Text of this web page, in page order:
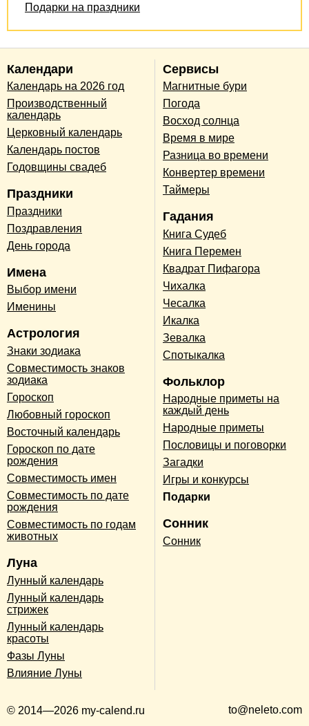
Подарки на праздники
Календари
Календарь на 2026 год
Производственный
календарь
Церковный календарь
Календарь постов
Годовщины свадеб
Праздники
Праздники
Поздравления
День города
Имена
Выбор имени
Именины
Астрология
Знаки зодиака
Совместимость знаков
зодиака
Гороскоп
Любовный гороскоп
Восточный календарь
Гороскоп по дате
рождения
Совместимость имен
Совместимость по дате
рождения
Совместимость по годам
животных
Луна
Лунный календарь
Лунный календарь
стрижек
Лунный календарь
красоты
Фазы Луны
Влияние Луны
Сервисы
Магнитные бури
Погода
Восход солнца
Время в мире
Разница во времени
Конвертер времени
Таймеры
Гадания
Книга Судеб
Книга Перемен
Квадрат Пифагора
Чихалка
Чесалка
Икалка
Зевалка
Спотыкалка
Фольклор
Народные приметы на
каждый день
Народные приметы
Пословицы и поговорки
Загадки
Игры и конкурсы
Подарки
Сонник
Сонник
© 2014—2026 my-calend.ru to@neleto.com